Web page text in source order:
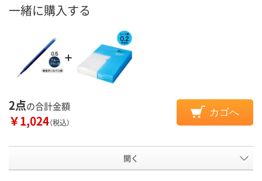
一緒に購入する
2点の合計金額
￥1,024（税込）
カゴへ
開く